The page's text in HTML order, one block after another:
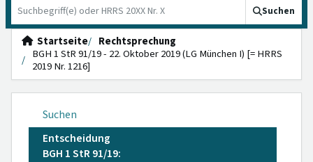
Suchen
Startseite
Rechtsprechung
BGH 1 StR 91/19 - 22. Oktober 2019 (LG München I) [= HRRS
2019 Nr. 1216]
Suchen
Entscheidung
BGH 1 StR 91/19: